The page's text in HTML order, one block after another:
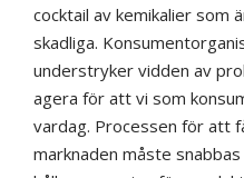
cocktail av kemikalier som
skadliga.
understryker vidden av
agera för att vi som
vardag. Processen för att
marknaden måste